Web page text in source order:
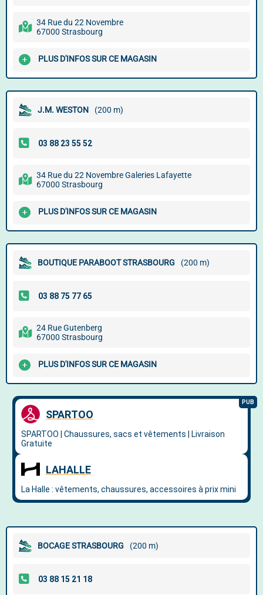
34 Rue du 22 Novembre
67000 Strasbourg
PLUS D'INFOS SUR CE MAGASIN
J.M. WESTON (200 m)
34 Rue du 22 Novembre Galeries Lafayette
67000 Strasbourg
PLUS D'INFOS SUR CE MAGASIN
BOUTIQUE PARABOOT STRASBOURG (200 m)
24 Rue Gutenberg
67000 Strasbourg
PLUS D'INFOS SUR CE MAGASIN
BOCAGE STRASBOURG (200 m)